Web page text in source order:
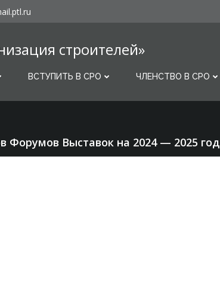
строителей»
ВСТУПИТЬ В СРО ЧЛЕНСТВО В СРО
Форумов Выставок на 2024 — 2025 год